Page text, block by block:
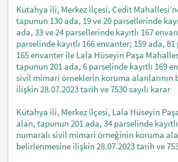
Kütahya ili, Merkez ilçesi, Cedit
tapunun 130 ada, 19 ve 20 parsellerinde
ada, 33 ve 24 parsellerinde kayıtlı 167
parselinde kayıtlı 166 envanter; 159 ada, 81
165 envanter ile Lala Hüseyin Paşa
tapunun 201 ada, 6 parselinde kayıtlı 169
sivil mimari örneklerin koruma alanlarının
ilişkin 28.07.2023 tarih ve 7530 sayılı karar
Kütahya ili, Merkez ilçesi, Lala Hüseyin
alan, tapunun 201 ada, 34 parselinde
numaralı sivil mimari örneğinin koruma
belirlenmesine ilişkin 28.07.2023 tarih ve